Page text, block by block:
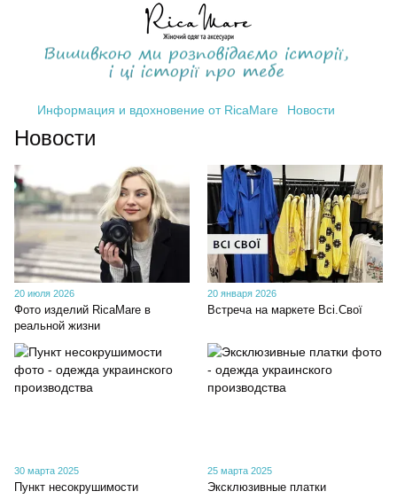
Информация и вдохновение от RicaMare Новости
Новости
20 июля 2026
Фото изделий RicaMare в
реальной жизни
20 января 2026
Встреча на маркете Всі.Свої
30 марта 2025
Пункт несокрушимости
25 марта 2025
Эксклюзивные платки